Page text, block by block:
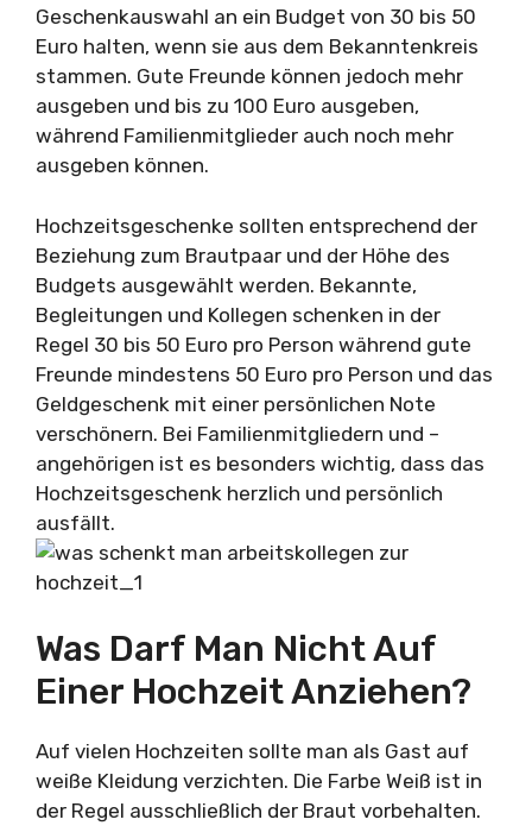
Geschenkauswahl an ein Budget von 30 bis 50
Euro halten, wenn sie aus dem Bekanntenkreis
stammen. Gute Freunde können jedoch mehr
ausgeben und bis zu 100 Euro ausgeben,
während Familienmitglieder auch noch mehr
ausgeben können.
Hochzeitsgeschenke sollten entsprechend der
Beziehung zum Brautpaar und der Höhe des
Budgets ausgewählt werden. Bekannte,
Begleitungen und Kollegen schenken in der
Regel 30 bis 50 Euro pro Person während gute
Freunde mindestens 50 Euro pro Person und das
Geldgeschenk mit einer persönlichen Note
verschönern. Bei Familienmitgliedern und –
angehörigen ist es besonders wichtig, dass das
Hochzeitsgeschenk herzlich und persönlich
ausfällt.
Was Darf Man Nicht Auf
Einer Hochzeit Anziehen?
Auf vielen Hochzeiten sollte man als Gast auf
weiße Kleidung verzichten. Die Farbe Weiß ist in
der Regel ausschließlich der Braut vorbehalten.